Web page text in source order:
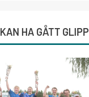
HA GÅTT